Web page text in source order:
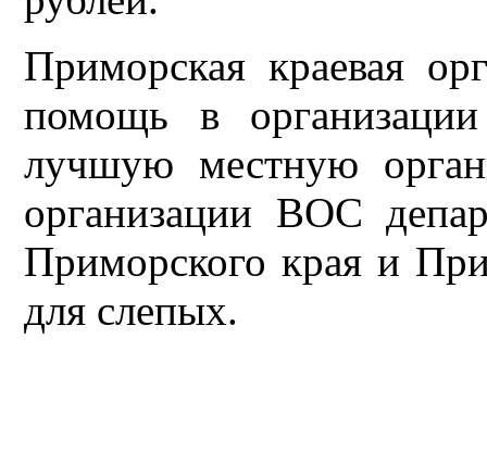
Приморская краевая
помощь в
лучшую местную
организации ВОС
Приморского края и
для слепых.